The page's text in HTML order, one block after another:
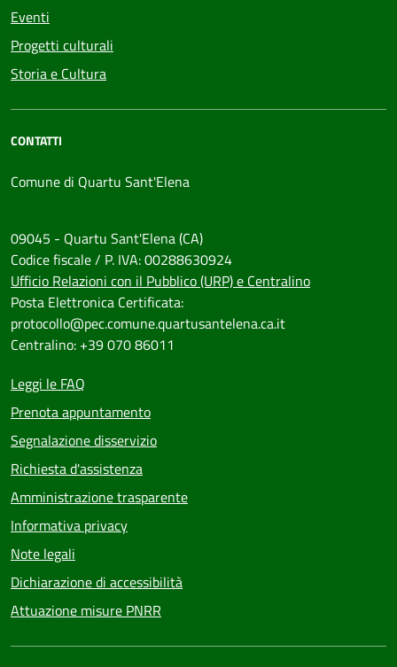
Eventi
Progetti culturali
Storia e Cultura
CONTATTI
Comune di Quartu Sant'Elena
09045 - Quartu Sant'Elena (CA)
Codice fiscale / P. IVA: 00288630924
Ufficio Relazioni con il Pubblico (URP) e Centralino
Posta Elettronica Certificata:
protocollo@pec.comune.quartusantelena.ca.it
Centralino: +39 070 86011
Leggi le FAQ
Prenota appuntamento
Segnalazione disservizio
Richiesta d'assistenza
Amministrazione trasparente
Informativa privacy
Note legali
Dichiarazione di accessibilità
Attuazione misure PNRR